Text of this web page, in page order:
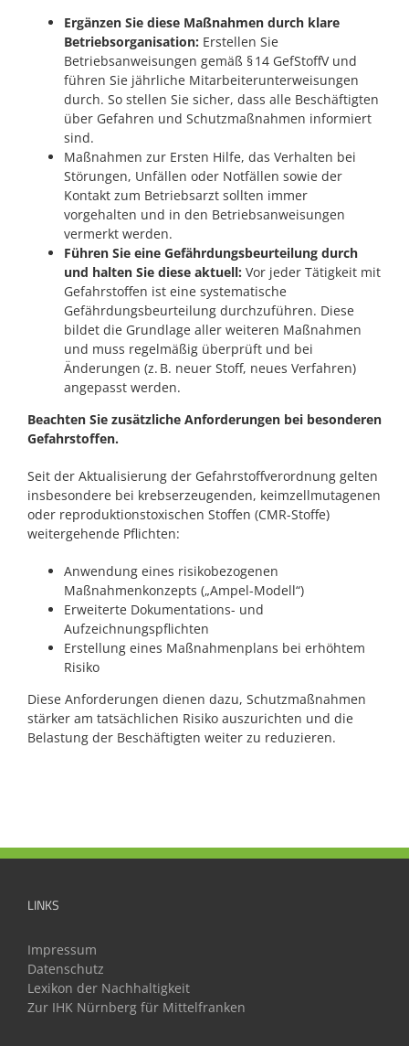
Ergänzen Sie diese Maßnahmen durch klare
Betriebsorganisation: Erstellen Sie
Betriebsanweisungen gemäß § 14 GefStoffV und
führen Sie jährliche Mitarbeiterunterweisungen
durch. So stellen Sie sicher, dass alle Beschäftigten
über Gefahren und Schutzmaßnahmen informiert
sind.
Maßnahmen zur Ersten Hilfe, das Verhalten bei
Störungen, Unfällen oder Notfällen sowie der
Kontakt zum Betriebsarzt sollten immer
vorgehalten und in den Betriebsanweisungen
vermerkt werden.
Führen Sie eine Gefährdungsbeurteilung durch
und halten Sie diese aktuell: Vor jeder Tätigkeit mit
Gefahrstoffen ist eine systematische
Gefährdungsbeurteilung durchzuführen. Diese
bildet die Grundlage aller weiteren Maßnahmen
und muss regelmäßig überprüft und bei
Änderungen (z. B. neuer Stoff, neues Verfahren)
angepasst werden.
Beachten Sie zusätzliche Anforderungen bei besonderen
Gefahrstoffen.
Seit der Aktualisierung der Gefahrstoffverordnung gelten
insbesondere bei krebserzeugenden, keimzellmutagenen
oder reproduktionstoxischen Stoffen (CMR-Stoffe)
weitergehende Pflichten:
Anwendung eines risikobezogenen
Maßnahmenkonzepts („Ampel-Modell“)
Erweiterte Dokumentations- und
Aufzeichnungspflichten
Erstellung eines Maßnahmenplans bei erhöhtem
Risiko
Diese Anforderungen dienen dazu, Schutzmaßnahmen
stärker am tatsächlichen Risiko auszurichten und die
Belastung der Beschäftigten weiter zu reduzieren.
LINKS
Impressum
Datenschutz
Lexikon der Nachhaltigkeit
Zur IHK Nürnberg für Mittelfranken